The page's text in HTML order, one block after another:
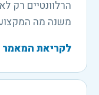
הרלוונטיים רק
משנה מה
לקריאת המאמר